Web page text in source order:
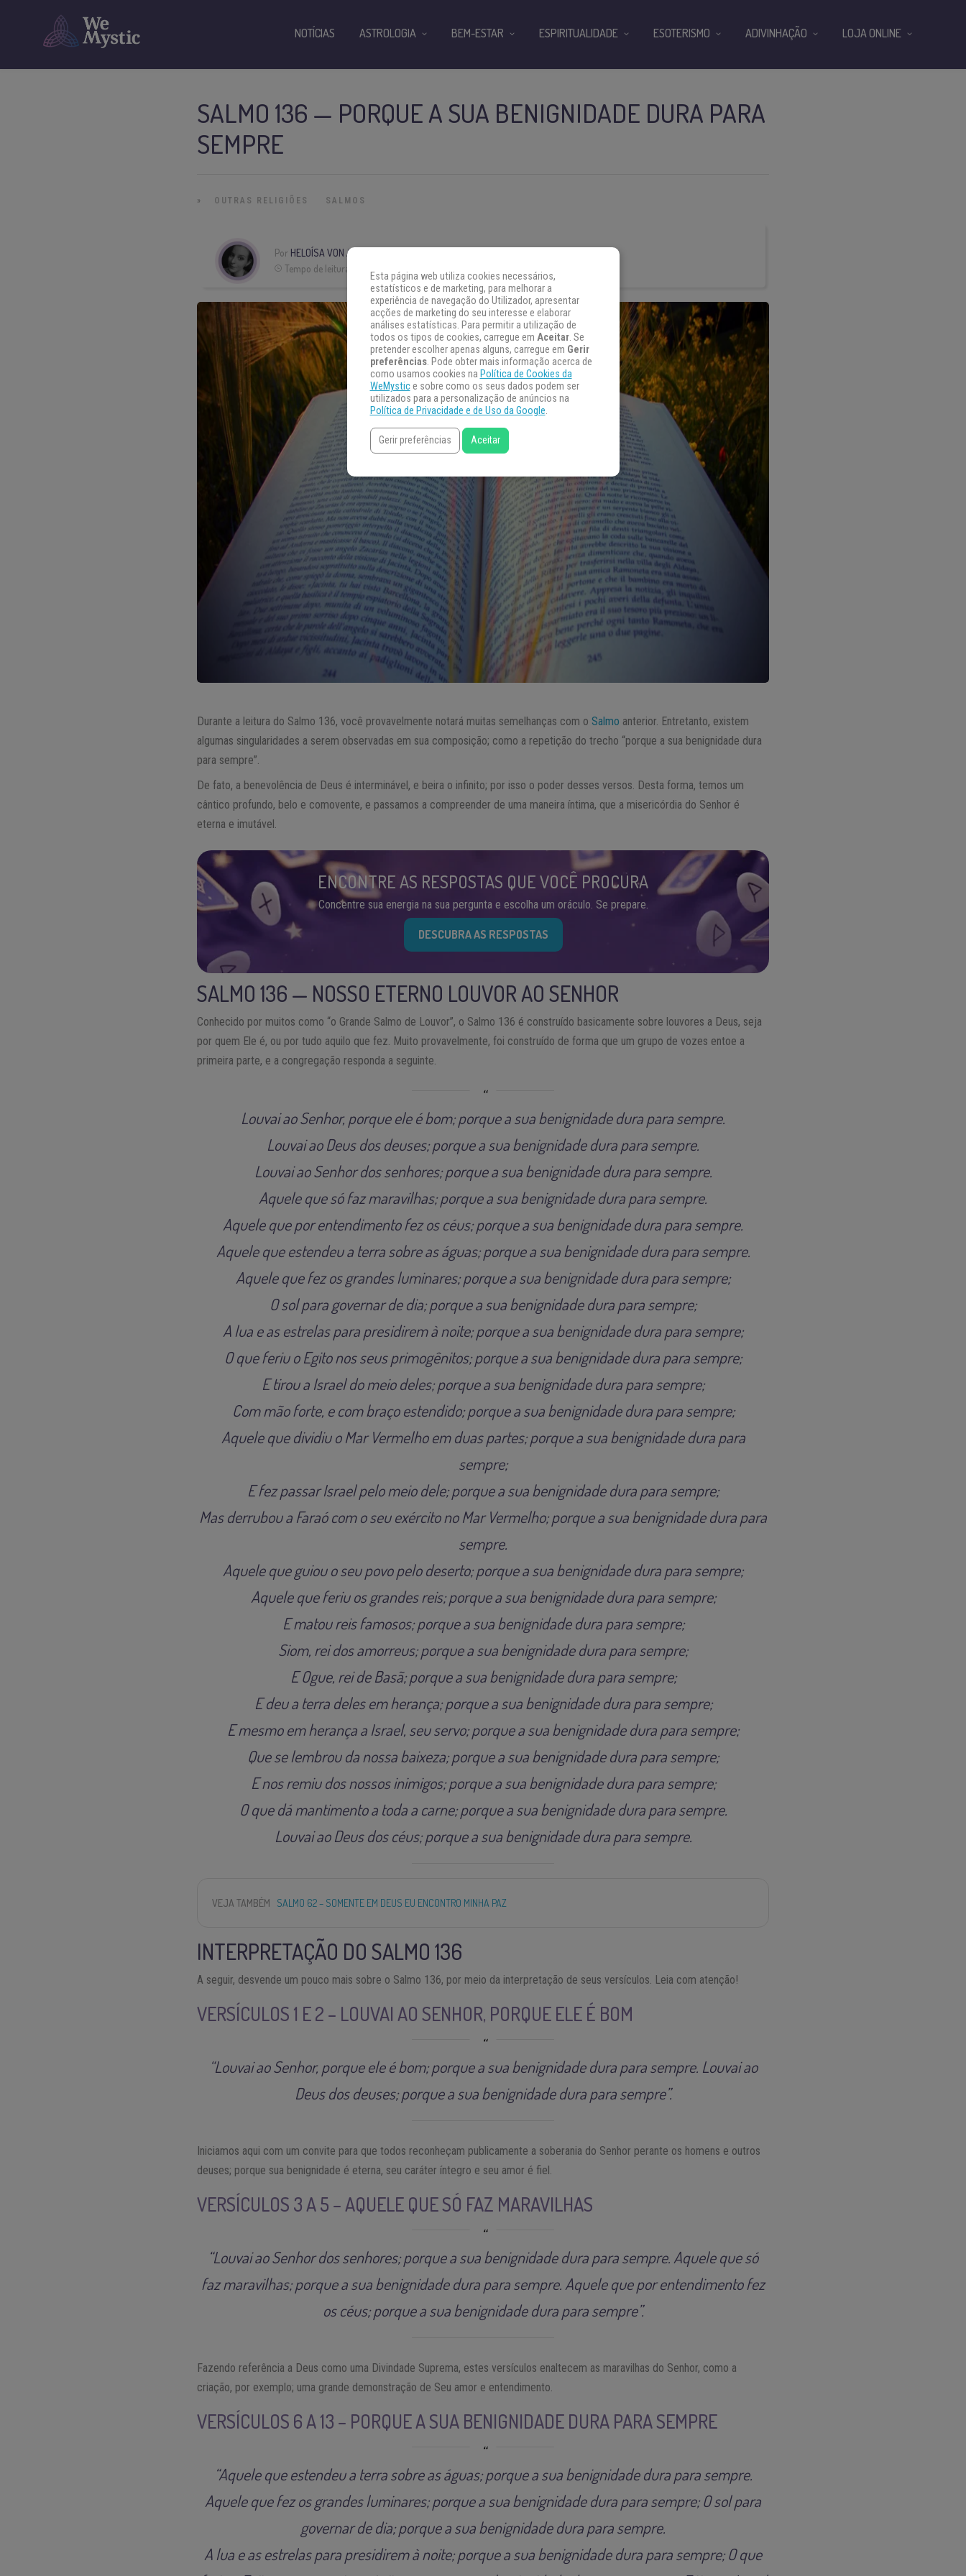
SALMO 136 — PORQUE A SUA BENIGNIDADE DURA PARA
SEMPRE
» OUTRAS RELIGIÕES SALMOS
Por HELOÍSA VON AH
Tempo de leitura:
Durante a leitura do Salmo 136, você provavelmente notará muitas semelhanças com o Salmo anterior. Entretanto, existem
algumas singularidades a serem observadas em sua composição; como a repetição do trecho “porque a sua benignidade dura
para sempre”.
De fato, a benevolência de Deus é interminável, e beira o infinito; por isso o poder desses versos. Desta forma, temos um
cântico profundo, belo e comovente, e passamos a compreender de uma maneira íntima, que a misericórdia do Senhor é
eterna e imutável.
ENCONTRE AS RESPOSTAS QUE VOCÊ PROCURA
Concentre sua energia na sua pergunta e escolha um oráculo. Se prepare.
DESCUBRA AS RESPOSTAS
SALMO 136 — NOSSO ETERNO LOUVOR AO SENHOR
Conhecido por muitos como “o Grande Salmo de Louvor”, o Salmo 136 é construído basicamente sobre louvores a Deus, seja
por quem Ele é, ou por tudo aquilo que fez. Muito provavelmente, foi construído de forma que um grupo de vozes entoe a
primeira parte, e a congregação responda a seguinte.
Louvai ao Senhor, porque ele é bom; porque a sua benignidade dura para sempre.
Louvai ao Deus dos deuses; porque a sua benignidade dura para sempre.
Louvai ao Senhor dos senhores; porque a sua benignidade dura para sempre.
Aquele que só faz maravilhas; porque a sua benignidade dura para sempre.
Aquele que por entendimento fez os céus; porque a sua benignidade dura para sempre.
Aquele que estendeu a terra sobre as águas; porque a sua benignidade dura para sempre.
Aquele que fez os grandes luminares; porque a sua benignidade dura para sempre;
O sol para governar de dia; porque a sua benignidade dura para sempre;
A lua e as estrelas para presidirem à noite; porque a sua benignidade dura para sempre;
O que feriu o Egito nos seus primogênitos; porque a sua benignidade dura para sempre;
E tirou a Israel do meio deles; porque a sua benignidade dura para sempre;
Com mão forte, e com braço estendido; porque a sua benignidade dura para sempre;
Aquele que dividiu o Mar Vermelho em duas partes; porque a sua benignidade dura para
sempre;
E fez passar Israel pelo meio dele; porque a sua benignidade dura para sempre;
Mas derrubou a Faraó com o seu exército no Mar Vermelho; porque a sua benignidade dura para
sempre.
Aquele que guiou o seu povo pelo deserto; porque a sua benignidade dura para sempre;
Aquele que feriu os grandes reis; porque a sua benignidade dura para sempre;
E matou reis famosos; porque a sua benignidade dura para sempre;
Siom, rei dos amorreus; porque a sua benignidade dura para sempre;
E Ogue, rei de Basã; porque a sua benignidade dura para sempre;
E deu a terra deles em herança; porque a sua benignidade dura para sempre;
E mesmo em herança a Israel, seu servo; porque a sua benignidade dura para sempre;
Que se lembrou da nossa baixeza; porque a sua benignidade dura para sempre;
E nos remiu dos nossos inimigos; porque a sua benignidade dura para sempre;
O que dá mantimento a toda a carne; porque a sua benignidade dura para sempre.
Louvai ao Deus dos céus; porque a sua benignidade dura para sempre.
VEJA TAMBÉM SALMO 62 – SOMENTE EM DEUS EU ENCONTRO MINHA PAZ
INTERPRETAÇÃO DO SALMO 136
A seguir, desvende um pouco mais sobre o Salmo 136, por meio da interpretação de seus versículos. Leia com atenção!
VERSÍCULOS 1 E 2 – LOUVAI AO SENHOR, PORQUE ELE É BOM
“Louvai ao Senhor, porque ele é bom; porque a sua benignidade dura para sempre. Louvai ao
Deus dos deuses; porque a sua benignidade dura para sempre”.
Iniciamos aqui com um convite para que todos reconheçam publicamente a soberania do Senhor perante os homens e outros
deuses; porque sua benignidade é eterna, seu caráter íntegro e seu amor é fiel.
VERSÍCULOS 3 A 5 – AQUELE QUE SÓ FAZ MARAVILHAS
“Louvai ao Senhor dos senhores; porque a sua benignidade dura para sempre. Aquele que só
faz maravilhas; porque a sua benignidade dura para sempre. Aquele que por entendimento fez
os céus; porque a sua benignidade dura para sempre”.
Fazendo referência a Deus como uma Divindade Suprema, estes versículos enaltecem as maravilhas do Senhor, como a
criação, por exemplo; uma grande demonstração de Seu amor e entendimento.
VERSÍCULOS 6 A 13 – PORQUE A SUA BENIGNIDADE DURA PARA SEMPRE
“Aquele que estendeu a terra sobre as águas; porque a sua benignidade dura para sempre.
Aquele que fez os grandes luminares; porque a sua benignidade dura para sempre; O sol para
governar de dia; porque a sua benignidade dura para sempre.
A lua e as estrelas para presidirem à noite; porque a sua benignidade dura para sempre; O que
NOTÍCIAS ASTROLOGIA BEM-ESTAR ESPIRITUALIDADE ESOTERISMO ADIVINHAÇÃO LOJA ONLINE
Esta página web utiliza cookies necessários,
estatísticos e de marketing, para melhorar a
experiência de navegação do Utilizador, apresentar
acções de marketing do seu interesse e elaborar
análises estatísticas. Para permitir a utilização de
todos os tipos de cookies, carregue em Aceitar. Se
pretender escolher apenas alguns, carregue em Gerir
preferências. Pode obter mais informação acerca de
como usamos cookies na Política de Cookies da
WeMystice sobre como os seus dados podem ser
utilizados para a personalização de anúncios na
Política de Privacidade e de Uso da Google.
Gerir preferências Aceitar